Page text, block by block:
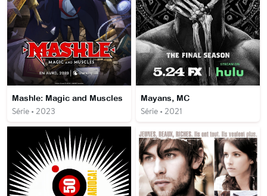
Mashle: Magic and Muscles
Série • 2023
Mayans, MC
Série • 2021